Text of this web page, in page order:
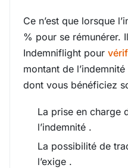
Ce n’est que lorsque
% pour se rémunérer.
Indemniflight pour
montant de
dont vous bénéficiez
La prise en charge
l’indemnité .
La possibilité de
l’exige .